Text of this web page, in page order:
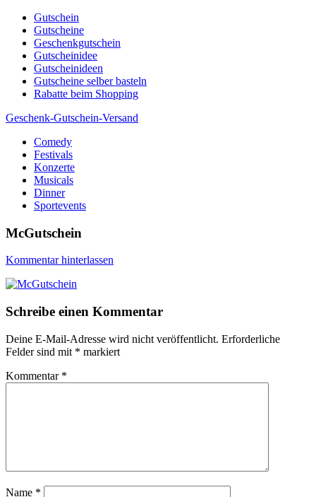
Skip
content
Gutschein
Gutscheine
Geschenkgutschein
Gutscheinidee
Gutscheinideen
Gutscheine selber basteln
Rabatte beim Shopping
Geschenk-Gutschein-Versand
Gutscheine, Gutscheinsprüche und Geschenkideen
Comedy
Festivals
Konzerte
Musicals
Dinner
Sportevents
McGutschein
Kommentar hinterlassen
Schreibe einen Kommentar
Deine E-Mail-Adresse wird nicht veröffentlicht. Erforderliche
Felder sind mit * markiert
Kommentar *
Name *